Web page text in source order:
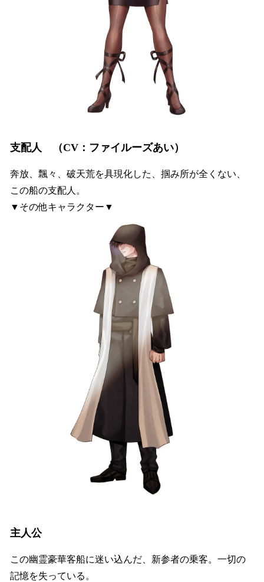
支配人 （CV：ファイルーズあい）
奔放、飄々、破天荒を具現化した、掴み所が全くない、
この船の支配人。
▼その他キャラクター▼
主人公
この幽霊豪華客船に迷い込んだ、新参者の乗客。一切の
記憶を失っている。